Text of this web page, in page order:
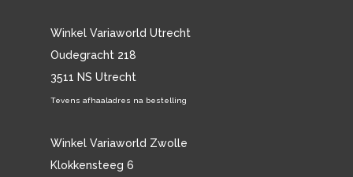
Winkel Variaworld Utrecht
Oudegracht 218
3511 NS Utrecht
Tevens afhaaladres na bestelling
Winkel Variaworld Zwolle
Klokkensteeg 6